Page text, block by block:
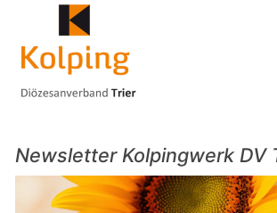
Newsletter Kolpingwerk DV